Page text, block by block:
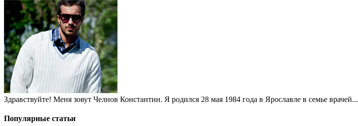
Здравствуйте! Меня зовут Челнов Константин. Я родился 28 мая 1984 года в Ярославле в семье врачей...
Популярные статьи